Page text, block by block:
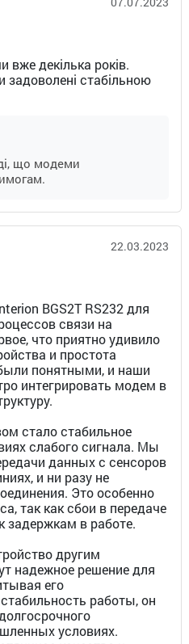
декілька років.
задоволені стабільною
що модеми
22.03.2023
BGS2T RS232 для
связи на
что приятно удивило
и простота
понятными, и наши
интегрировать модем в
стало стабильное
слабого сигнала. Мы
данных с сенсоров
и ни разу не
Это особенно
так как сбои в передаче
задержкам в работе.
другим
надежное решение для
его
работы, он
условиях.